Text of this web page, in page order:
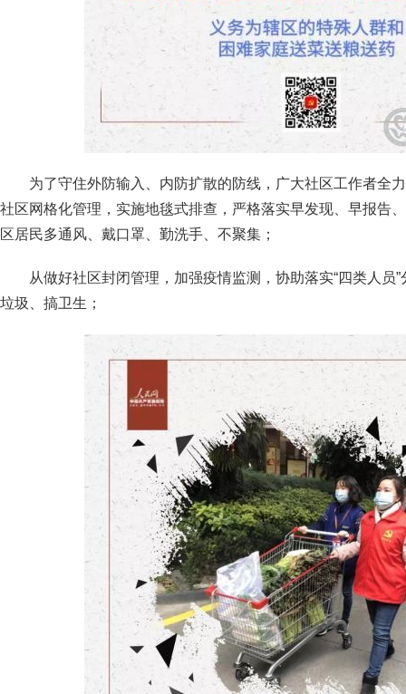
为了守住外防输入、内防扩散的防线，广大社区工作
社区网格化管理，实施地毯式排查，严格落实早发现、早报告
区居民多通风、戴口罩、勤洗手、不聚集；
从做好社区封闭管理，加强疫情监测，协助落实“四类人员
垃圾、搞卫生；